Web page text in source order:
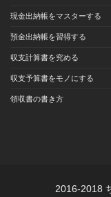
現金出納帳をマスターする
預金出納帳を習得する
収支計算書を究める
収支予算書をモノにする
領収書の書き方
2016-2018